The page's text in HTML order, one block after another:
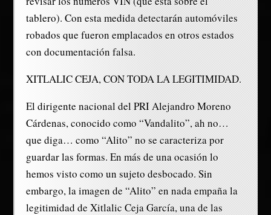
tablero). Con esta medida detectarán automóviles
robados que fueron emplacados en otros estados
con documentación falsa.
XITLALIC CEJA, CON TODA LA LEGITIMIDAD.
El dirigente nacional del PRI Alejandro Moreno
Cárdenas, conocido como “Vandalito”, ah no…
que diga… como “Alito” no se caracteriza por
guardar las formas. En más de una ocasión lo
hemos visto como un sujeto desbocado. Sin
embargo, la imagen de “Alito” en nada empaña la
legitimidad de Xitlalic Ceja García, una de las